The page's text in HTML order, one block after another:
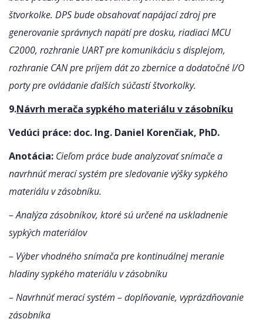
štvorkolke. DPS bude obsahovať napájací zdroj pre
generovanie správnych napätí pre dosku, riadiaci MCU
C2000, rozhranie UART pre komunikáciu s displejom,
rozhranie CAN pre príjem dát zo zbernice a dodatočné I/O
porty pre ovládanie ďalších súčastí štvorkolky.
9.Návrh merača sypkého materiálu v zásobníku
Vedúci práce: doc. Ing. Daniel Korenčiak, PhD.
Anotácia: Cieľom práce bude analyzovať snímače a
navrhnúť merací systém pre sledovanie výšky sypkého
materiálu v zásobníku.
– Analýza zásobníkov, ktoré sú určené na uskladnenie
sypkých materiálov
– Výber vhodného snímača pre kontinuálnej meranie
hladiny sypkého materiálu v zásobníku
– Navrhnúť merací systém – doplňovanie, vyprázdňovanie
zásobníka